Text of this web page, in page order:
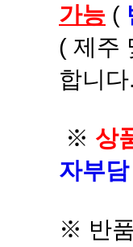
가능 (
( 제주
합니
※ 상
자부
※ 반